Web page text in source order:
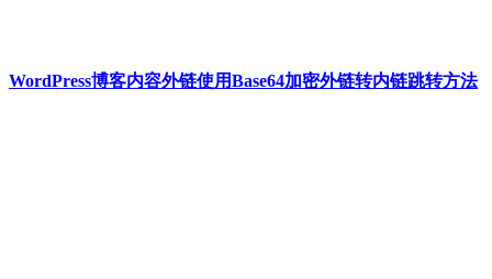
WordPress博客内容外链使用Base64加密外链转内链跳转方法